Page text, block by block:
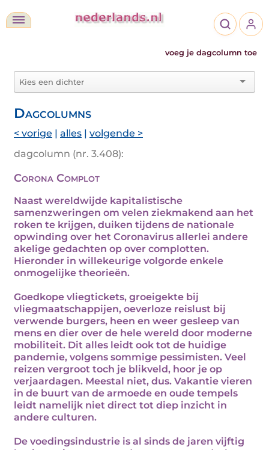
voeg je dagcolumn toe
Dagcolumns
< vorige | alles | volgende >
dagcolumn (nr. 3.408):
Corona Complot
Naast wereldwijde kapitalistische
samenzweringen om velen ziekmakend aan het
roken te krijgen, duiken tijdens de nationale
opwinding over het Coronavirus allerlei andere
akelige gedachten op over complotten.
Hieronder in willekeurige volgorde enkele
onmogelijke theorieën.
Goedkope vliegtickets, groeigekte bij
vliegmaatschappijen, oeverloze reislust bij
verwende burgers, heen en weer gesleep van
mens en dier over de hele wereld door moderne
mobiliteit. Dit alles leidt ook tot de huidige
pandemie, volgens sommige pessimisten. Veel
reizen vergroot toch je blikveld, hoor je op
verjaardagen. Meestal niet, dus. Vakantie vieren
in de buurt van de armoede en oude tempels
leidt namelijk niet direct tot diep inzicht in
andere culturen.
De voedingsindustrie is al sinds de jaren vijftig